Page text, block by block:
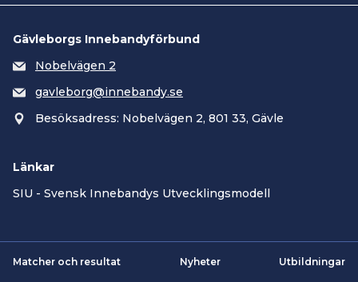
Gävleborgs Innebandyförbund
Nobelvägen 2
gavleborg@innebandy.se
Besöksadress: Nobelvägen 2, 801 33, Gävle
Länkar
SIU - Svensk Innebandys Utvecklingsmodell
Matcher och resultat Nyheter Utbildningar